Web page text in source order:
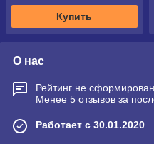
Купить
О нас
Рейтинг не сформирован
Менее 5 отзывов за
Работает с 30.01.2020